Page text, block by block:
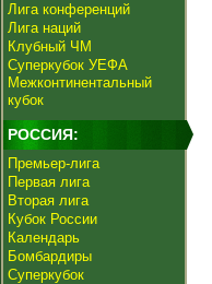
Лига конференций
Лига наций
Клубный ЧМ
Суперкубок УЕФА
Межконтинентальный
кубок
РОССИЯ:
Премьер-лига
Первая лига
Вторая лига
Кубок России
Календарь
Бомбардиры
Суперкубок